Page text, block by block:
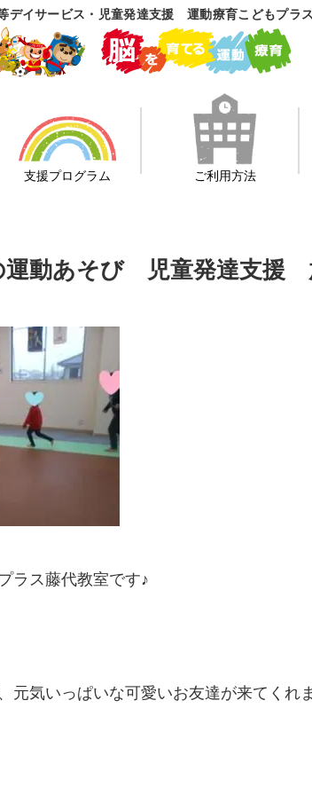
デイサービス・児童発達支援 運動療育こどもプラ
支援プログラム ご利用方法
運動あそび 児童発達支
ラス藤代教室です♪
元気いっぱいな可愛いお友達が来てくれ